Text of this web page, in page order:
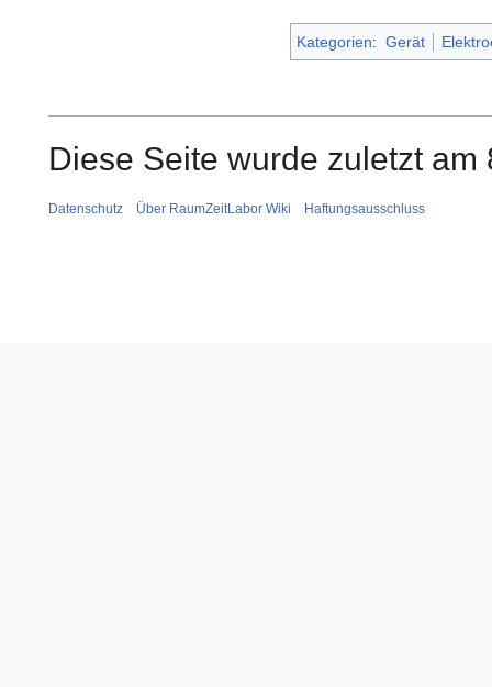
Kategorien: Gerät
Diese Seite wurde zuletzt
Datenschutz Über RaumZeitLabor Wiki Haftungsausschluss